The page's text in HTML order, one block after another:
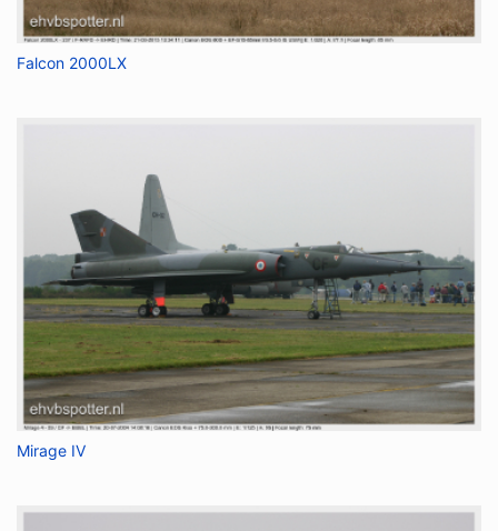
Falcon 2000LX
Mirage IV